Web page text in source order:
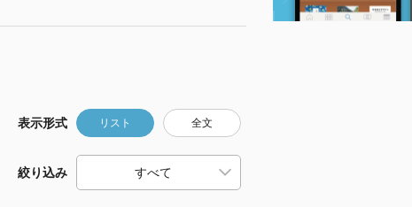
表示形式 リスト 全文
絞り込み